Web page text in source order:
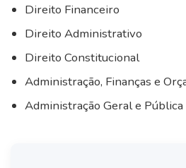
Direito Financeiro
Direito Administrativo
Direito Constitucional
Administração, Finanças e
Administração Geral e Pública